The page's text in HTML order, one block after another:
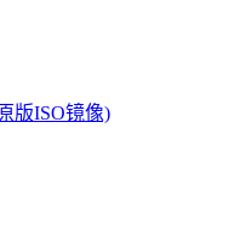
版ISO镜像)